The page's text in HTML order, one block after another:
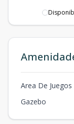
Area De
Gazebo